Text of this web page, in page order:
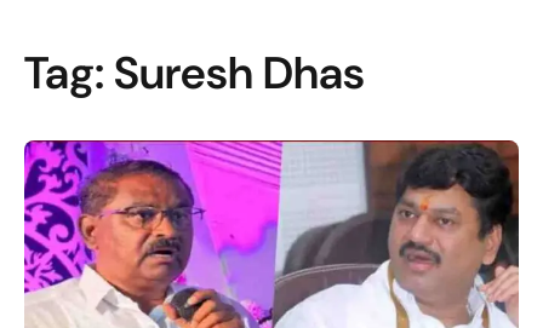
Tag: Suresh Dhas